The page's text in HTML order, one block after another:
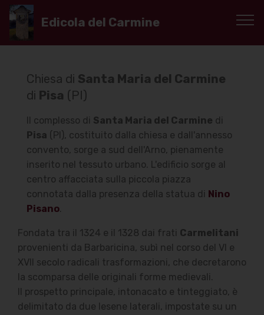
Edicola del Carmine
Chiesa di Santa Maria del Carmine
di Pisa (PI)
Il complesso di Santa Maria del Carmine di
Pisa (PI), costituito dalla chiesa e dall'annesso
convento, sorge a sud dell'Arno, pienamente
inserito nel tessuto urbano. L'edificio sorge al
centro affacciata sulla piccola piazza
connotata dalla presenza della statua di Nino
Pisano.
Fondata tra il 1324 e il 1328 dai frati Carmelitani
provenienti da Barbaricina, subì nel corso del VI e
XVII secolo radicali trasformazioni, che decretarono
la scomparsa delle originali forme medievali.
Il prospetto principale, intonacato e tinteggiato, è
delimitato da due lesene laterali, impostate su un